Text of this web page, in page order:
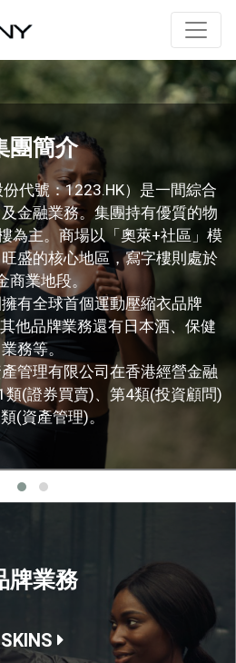
團簡介
代號：1223.HK）是一間綜合
金融業務。集團持有優質的物
為主。商場以「奧萊+社區」模
盛的核心地區，寫字樓則處於
商業地段。
有全球首個運動壓縮衣品牌
他品牌業務還有日本酒、保健
業務等。
管理有限公司在香港經營金融
(證券買賣)、第4類(投資顧問)
(資產管理)。
牌業務
SKINS